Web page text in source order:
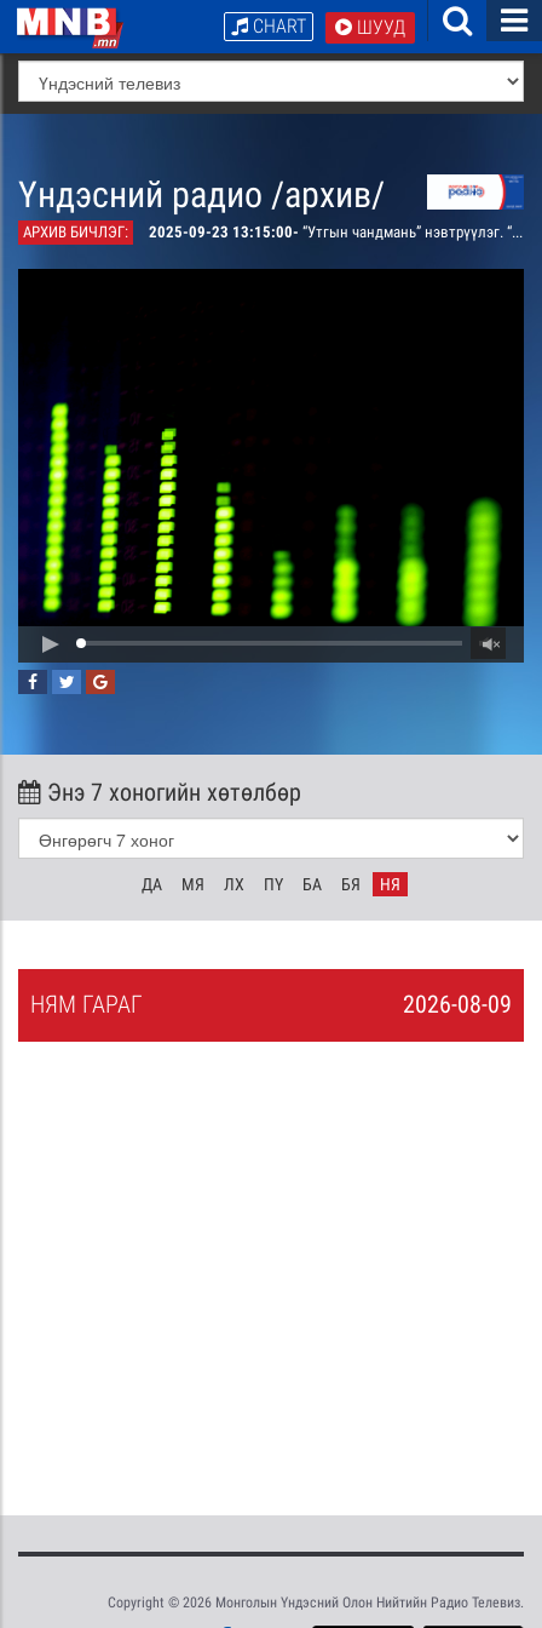
ШУУД
CHART
Үндэсний радио /архив/
АРХИВ БИЧЛЭГ: 2025-09-23 13:15:00- “Утгын чандмань” нэвтрүүлэг. “Гэсэр туужийн тухай утга санааг багцлахуй” төгсгөлийн дугаар
Энэ 7 хоногийн хөтөлбөр
ДА МЯ ЛХ ПҮ БА БЯ НЯ
2026-08-09
НЯМ ГАРАГ
Copyright © 2026 Монголын Үндэсний Олон Нийтийн Радио Телевиз.